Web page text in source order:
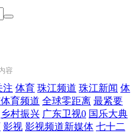
容
注 体育 珠江频道 珠江新闻 体
育频道 全球零距离 最紧要
乡村振兴 广东卫视0 国乐大典
影视 影视频道新媒体 七十二